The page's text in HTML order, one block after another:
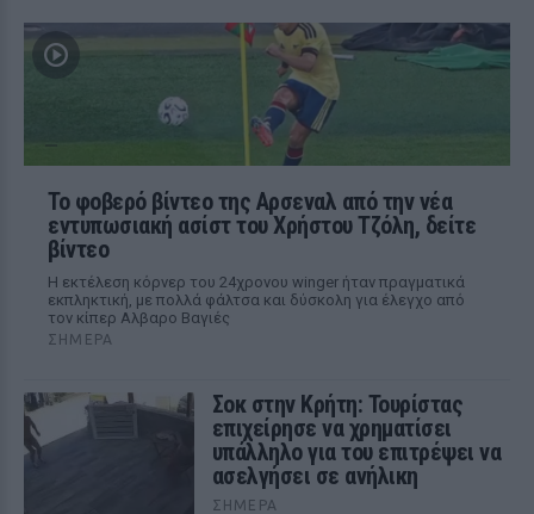
Το φοβερό βίντεο της Αρσεναλ από την νέα
εντυπωσιακή ασίστ του Χρήστου Τζόλη, δείτε
βίντεο
Η εκτέλεση κόρνερ του 24χρονου winger ήταν πραγματικά
εκπληκτική, με πολλά φάλτσα και δύσκολη για έλεγχο από
τον κίπερ Αλβαρο Βαγιές
ΣΉΜΕΡΑ
Σοκ στην Κρήτη: Τουρίστας
επιχείρησε να χρηματίσει
υπάλληλο για του επιτρέψει να
ασελγήσει σε ανήλικη
ΣΉΜΕΡΑ